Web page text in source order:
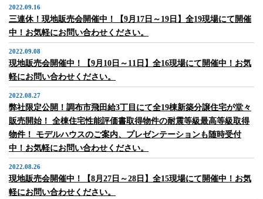
2022.09.16
三連休！現地販売会開催中！【9月17日～19日】全19現場にて開催
中！お気軽にお問い合わせください。
2022.09.08
現地販売会開催中！【9月10日～11日】全16現場にて開催中！お気
軽にお問い合わせください。
2022.08.27
弊社限定公開！調布市飛田給3丁目にて全19棟新築分譲住宅が堂々
販売開始！ 全棟住宅性能評価書取得物件の耐震等級最高等級取得
物件！ モデルハウスのご案内、プレゼンテーションも随時受付
中！お気軽にお問い合わせください。
2022.08.26
現地販売会開催中！【8月27日～28日】全15現場にて開催中！お気
軽にお問い合わせください。